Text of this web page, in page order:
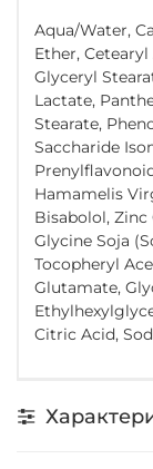
Aqua/Water,
Ether,
Glyceryl
Lactate,
Stearate,
Saccharide
Hamamelis
Bisabolol, Zinc
Glycine Soja
Tocopheryl
Glutamate,
Citric Acid,